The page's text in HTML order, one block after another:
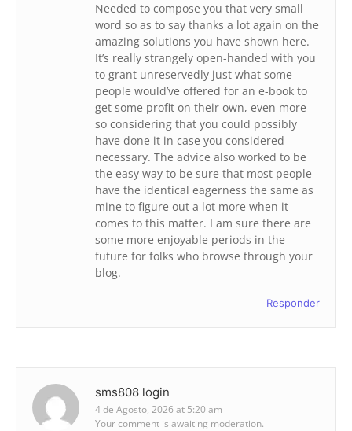
Needed to compose you that very small
word so as to say thanks a lot again on the
amazing solutions you have shown here.
It’s really strangely open-handed with you
to grant unreservedly just what some
people would’ve offered for an e-book to
get some profit on their own, even more
so considering that you could possibly
have done it in case you considered
necessary. The advice also worked to be
the easy way to be sure that most people
have the identical eagerness the same as
mine to figure out a lot more when it
comes to this matter. I am sure there are
some more enjoyable periods in the
future for folks who browse through your
blog.
Responder
sms808 login
4 de Agosto, 2026 at 5:20 am
Your comment is awaiting moderation.